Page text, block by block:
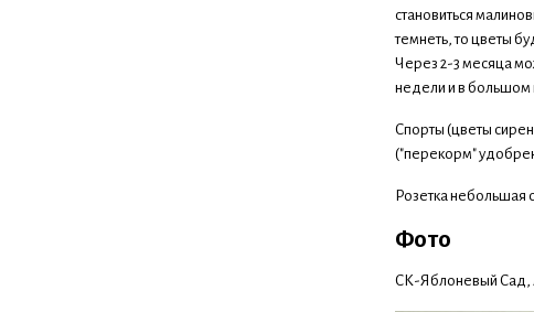
становиться
темнеть, то цветы
Через 2-3 месяца
недели и в большом
Спорты (цветы
("перекорм"
Розетка небольшая
Фото
СК-Яблоневый Сад,